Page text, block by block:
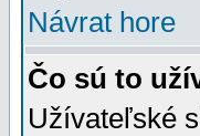
Návrat hore
Čo sú to
Užívateľské